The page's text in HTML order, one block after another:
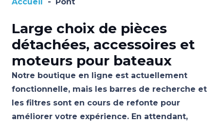
Large choix de pièces
détachées, accessoires et
moteurs pour bateaux
Notre boutique en ligne est actuellement
fonctionnelle, mais les barres de recherche et
les filtres sont en cours de refonte pour
améliorer votre expérience. En attendant,